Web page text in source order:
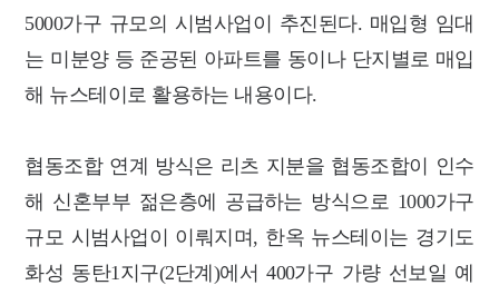
5000가구 규모의 시범사업이 추진된다. 매입형 임대
는 미분양 등 준공된 아파트를 동이나 단지별로 매입
해 뉴스테이로 활용하는 내용이다.
협동조합 연계 방식은 리츠 지분을 협동조합이 인수
해 신혼부부 젊은층에 공급하는 방식으로 1000가구
규모 시범사업이 이뤄지며, 한옥 뉴스테이는 경기도
화성 동탄1지구(2단계)에서 400가구 가량 선보일 예